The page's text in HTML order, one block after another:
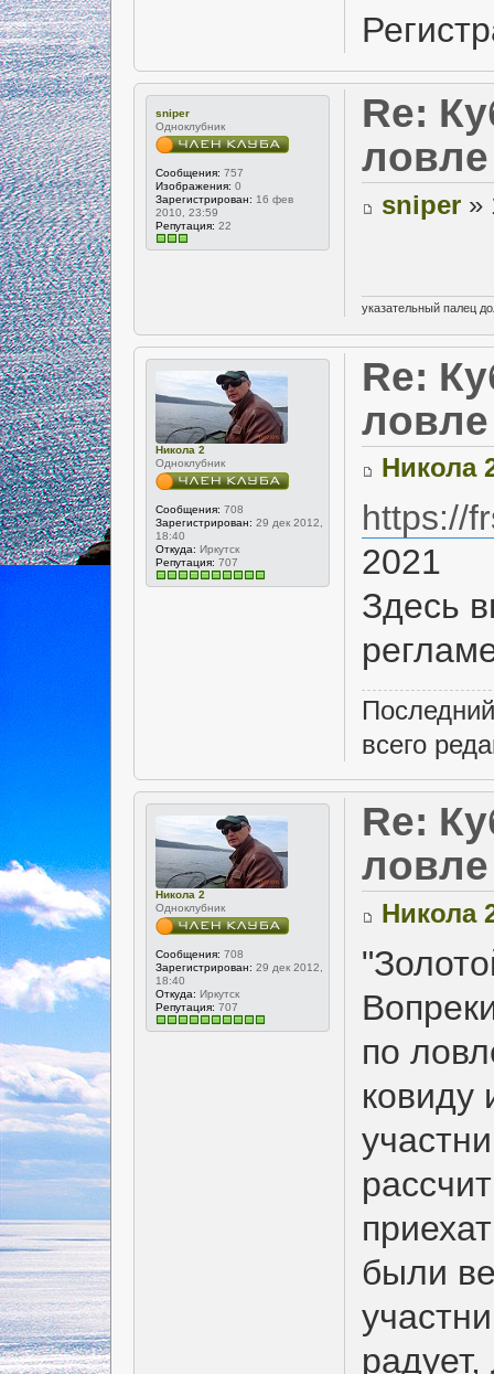
sniper
Одноклубник
Сообщения: 757
Изображения: 0
Зарегистрирован: 16 фев
2010, 23:59
Репутация: 22
Re:
sniper »
указательный палец
Никола 2
Одноклубник
Сообщения: 708
Зарегистрирован: 29 дек 2012,
18:40
Откуда: Иркутск
Репутация: 707
Re:
Никола
https://
2021
Здесь
всего
Никола 2
Одноклубник
Сообщения: 708
Зарегистрирован: 29 дек 2012,
18:40
Откуда: Иркутск
Репутация: 707
Re:
Никола
по
ковиду
были